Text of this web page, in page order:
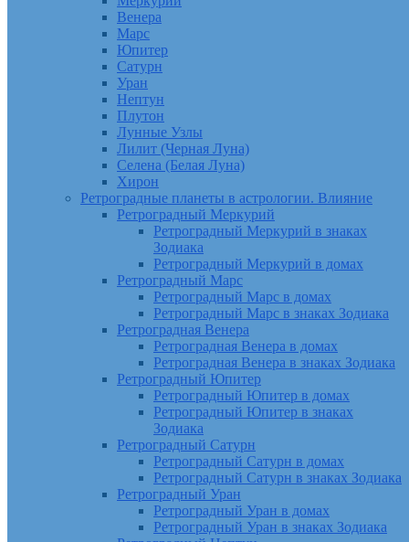
Венера
Марс
Юпитер
Сатурн
Уран
Нептун
Плутон
Лунные Узлы
Лилит (Черная Луна)
Селена (Белая Луна)
Хирон
Ретроградные планеты в астрологии. Влияние
Ретроградный Меркурий
Ретроградный Меркурий в знаках
Зодиака
Ретроградный Меркурий в домах
Ретроградный Марс
Ретроградный Марс в домах
Ретроградный Марс в знаках Зодиака
Ретроградная Венера
Ретроградная Венера в домах
Ретроградная Венера в знаках Зодиака
Ретроградный Юпитер
Ретроградный Юпитер в домах
Ретроградный Юпитер в знаках
Зодиака
Ретроградный Сатурн
Ретроградный Сатурн в домах
Ретроградный Сатурн в знаках Зодиака
Ретроградный Уран
Ретроградный Уран в домах
Ретроградный Уран в знаках Зодиака